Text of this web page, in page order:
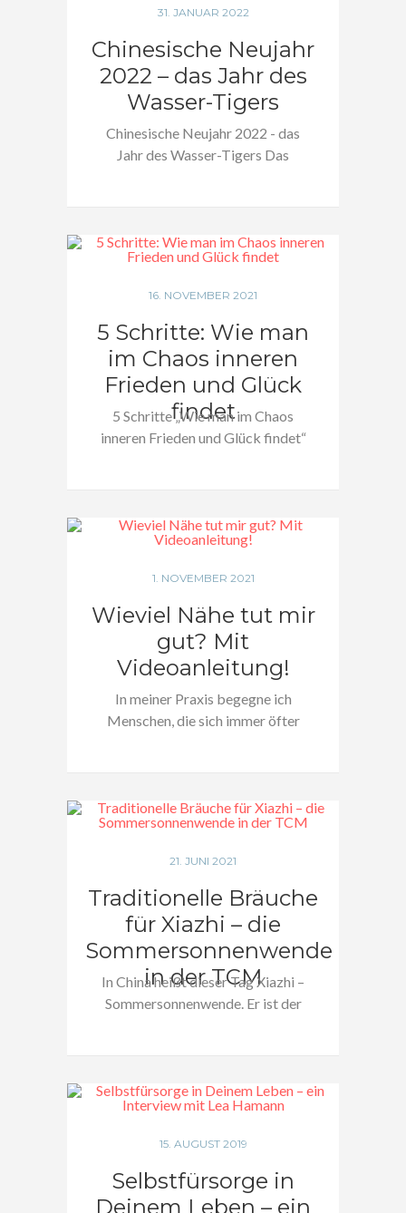
31. JANUAR 2022
Chinesische Neujahr
2022 – das Jahr des
Wasser-Tigers
Chinesische Neujahr 2022 - das
Jahr des Wasser-Tigers Das
16. NOVEMBER 2021
5 Schritte: Wie man
im Chaos inneren
Frieden und Glück
findet
5 Schritte „Wie man im Chaos
inneren Frieden und Glück findet“
1. NOVEMBER 2021
Wieviel Nähe tut mir
gut? Mit
Videoanleitung!
In meiner Praxis begegne ich
Menschen, die sich immer öfter
21. JUNI 2021
Traditionelle Bräuche
für Xiazhi – die
Sommersonnenwende
in der TCM
In China heißt dieser Tag Xiazhi –
Sommersonnenwende. Er ist der
15. AUGUST 2019
Selbstfürsorge in
Deinem Leben – ein